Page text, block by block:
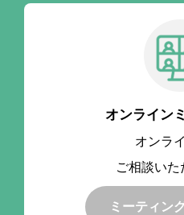
オンライン
オンラ
ご相談いた
ミーティン